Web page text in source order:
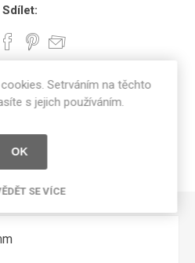
Sdílet:
PRODUKTU
NÁM
Setrváním na těchto
s jejich používáním.
OK
SE VÍCE